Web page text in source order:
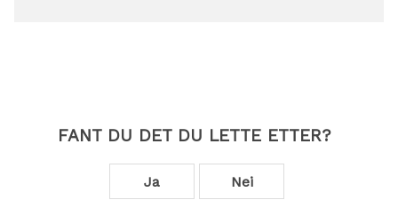
FANT DU DET DU LETTE ETTER?
Ja Nei